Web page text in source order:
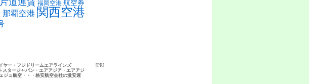
片道運賃 福岡空港 航空券
那覇空港 関西空港
ヤー・フジドリームエアラインズ
タージャパン・エアアジア・エアアジ
ジュ航空・・・格安航空会社の激安運
[PR]